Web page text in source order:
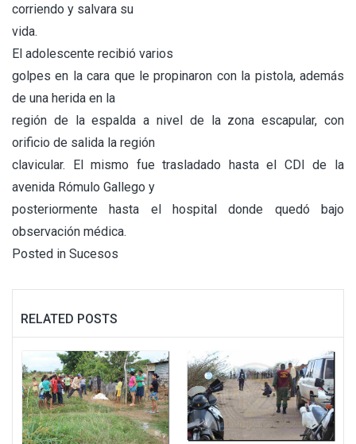
corriendo y salvara su
vida.
El adolescente recibió varios
golpes en la cara que le propinaron con la pistola, además
de una herida en la
región de la espalda a nivel de la zona escapular, con
orificio de salida la región
clavicular. El mismo fue trasladado hasta el CDI de la
avenida Rómulo Gallego y
posteriormente hasta el hospital donde quedó bajo
observación médica.
Posted in Sucesos
RELATED POSTS